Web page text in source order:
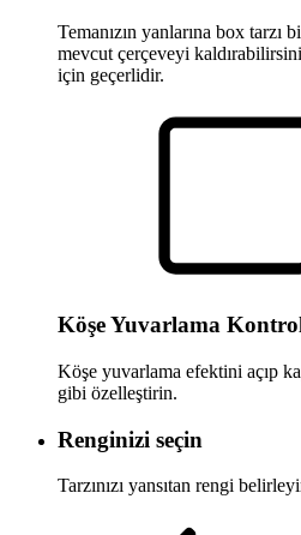
Temanızın yanlarına box tarzı
mevcut çerçeveyi
için geçerlidir.
Köşe Yuvarlama
Köşe yuvarlama efektini açıp
gibi özelleştirin.
Renginizi seçin
Tarzınızı yansıtan rengi